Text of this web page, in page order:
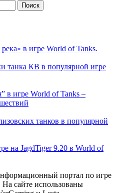
в игре World of Tanks.
танка КВ в популярной игре
в игре World of Tanks –
танков в популярной
на JagdTiger 9.20 в World of
портал по игре
сайте использованы